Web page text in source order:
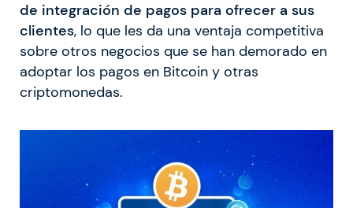
de integración de pagos para ofrecer a sus
clientes, lo que les da una ventaja competitiva
sobre otros negocios que se han demorado en
adoptar los pagos en Bitcoin y otras
criptomonedas.